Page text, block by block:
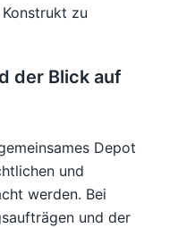
zu
der Blick auf
Depot
und
werden. Bei
und der